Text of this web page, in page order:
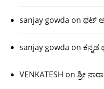
sanjay gowda on ಥಟ್
sanjay gowda on
VENKATESH on ಶ್ರೀ